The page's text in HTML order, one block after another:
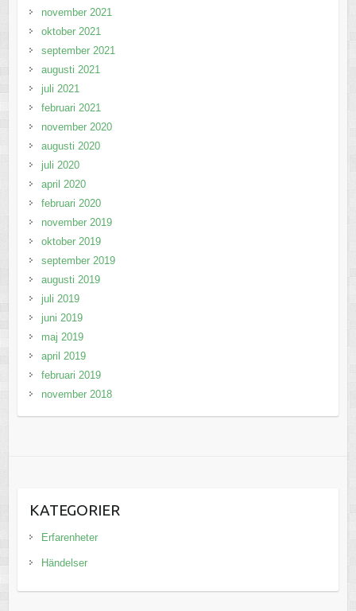
november 2021
oktober 2021
september 2021
augusti 2021
juli 2021
februari 2021
november 2020
augusti 2020
juli 2020
april 2020
februari 2020
november 2019
oktober 2019
september 2019
augusti 2019
juli 2019
juni 2019
maj 2019
april 2019
februari 2019
november 2018
KATEGORIER
Erfarenheter
Händelser